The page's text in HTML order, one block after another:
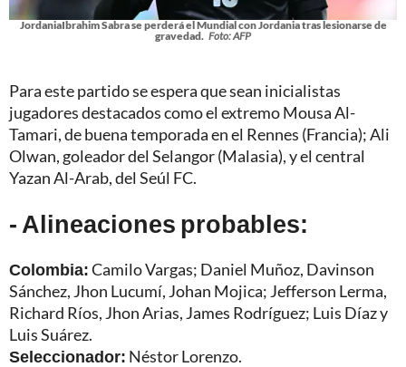
JordaniaIbrahim Sabra se perderá el Mundial con Jordania tras lesionarse de
gravedad. Foto: AFP
Para este partido se espera que sean inicialistas
jugadores destacados como el extremo Mousa Al-
Tamari, de buena temporada en el Rennes (Francia); Ali
Olwan, goleador del Selangor (Malasia), y el central
Yazan Al-Arab, del Seúl FC.
- Alineaciones probables:
Colombia:Camilo Vargas; Daniel Muñoz, Davinson
Sánchez, Jhon Lucumí, Johan Mojica; Jefferson Lerma,
Richard Ríos, Jhon Arias, James Rodríguez; Luis Díaz y
Luis Suárez.
Seleccionador: Néstor Lorenzo.